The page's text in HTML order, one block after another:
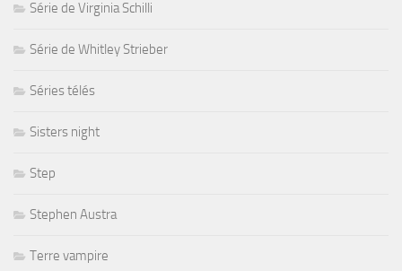
Série de Virginia Schilli
Série de Whitley Strieber
Séries télés
Sisters night
Step
Stephen Austra
Terre vampire